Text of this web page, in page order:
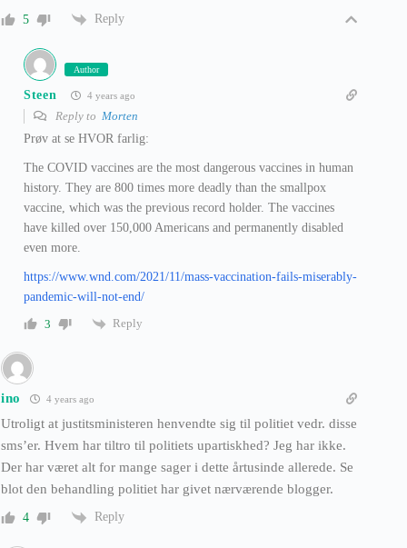
5 Reply
Author
Steen 4 years ago
Reply to Morten
Prøv at se HVOR farlig:
The COVID vaccines are the most dangerous vaccines in human
history. They are 800 times more deadly than the smallpox
vaccine, which was the previous record holder. The vaccines
have killed over 150,000 Americans and permanently disabled
even more.
https://www.wnd.com/2021/11/mass-vaccination-fails-miserably-
pandemic-will-not-end/
3
Reply
ino 4 years ago
Utroligt at justitsministeren henvendte sig til politiet vedr. disse
sms’er. Hvem har tiltro til politiets upartiskhed? Jeg har ikke.
Der har været alt for mange sager i dette årtusinde allerede. Se
blot den behandling politiet har givet nærværende blogger.
4 Reply